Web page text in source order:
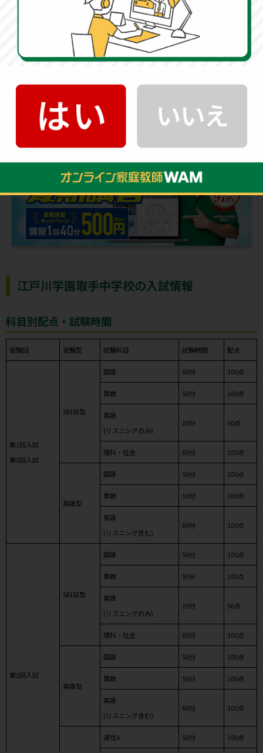
スルーは生まれません。問題量をこなすことは塾や宿題
に任せ、オンライン家庭教師のWAMでは「根本的にどの
ように解けばいいのか」という本質を指導します。
解き方のアプローチを知るだけで、今後の成績は大きく
オンライン家庭教師
授業 500円 キャンペーン実施中
江戸川学園取手中学校の入試情報
科目別配点・試験時間
受験回 受験型 試験科目 試験時間 配点
第1回入試
第3回入試
5科目型
国語 50分 100点
算数 50分 100点
英語
(リスニングのみ)
20分 50点
理科・社会 60分 100点
英語型
国語 50分 100点
算数 50分 100点
英語
(リスニング含む)
60分 100点
第2回入試
5科目型
国語 50分 100点
算数 50分 100点
英語
(リスニングのみ)
20分 50点
理科・社会 60分 100点
英語型
国語 50分 100点
算数 50分 100点
英語
(リスニング含む)
60分 100点
適性A 50分 100点